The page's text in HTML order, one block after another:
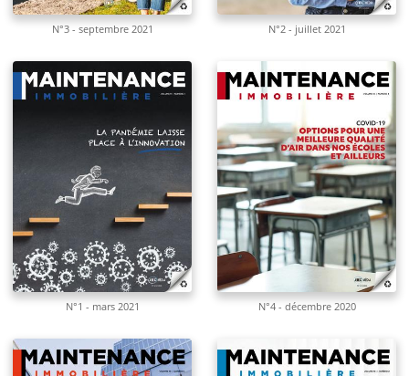
N°3 - septembre 2021 N°2 - juillet 2021
N°1 - mars 2021 N°4 - décembre 2020